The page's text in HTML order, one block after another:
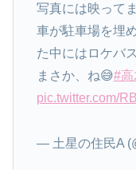
写真には映って
車が駐車場を埋
た中にはロケバ
まさか、ね😅#高
pic.twitter.com/
— 土星の住民A